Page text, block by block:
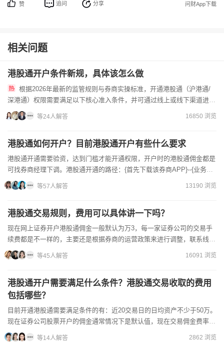
赞 追问 分享 问财App下载
相关问题
港股通开户条件新规，具体该怎么做
深港通）权限需要满足以下核心准入条件，并可通过线上或线下渠道进行
办理。一、港股通开户核心准入条件个人投资者申请开通港股通...
等24人解答 16850 浏览
港股通如何开户？目前港股通开户有些什么要求
港股通开通需要验资，达到门槛才能开通权限，开户时的港股通佣金都是
可找券商经理下调。港股通开通的路径：{首先下载该券商APP}--{业务办
理}--{权限开通}--{港股通合格认定}--{...
等57人解答 13190 浏览
港股通交易规则，费用可以具体讲一下吗？
现在网上证券开户港股通佣金一般默认为万3，每一家证券公司的交易手
续费都是不一样的，主要还是根据券商的运营政策来进行调整，联系线上
的客户经理就能申请办理低佣金的账户。投资者开户之前是可以...
等45人解答 16091 浏览
港股通开户需要满足什么条件？港股通交易收取的费用
包括哪些？
目前开通港股通需要满足条件的有：近20交易日的日均资产不少于50万。
现在证券公司股票开户的佣金通常情况下是默认值，现在交易佣金费率还
是根据您的成交金额以及交易的次数来协调的，可以开户前...
等14人解答 2862 浏览